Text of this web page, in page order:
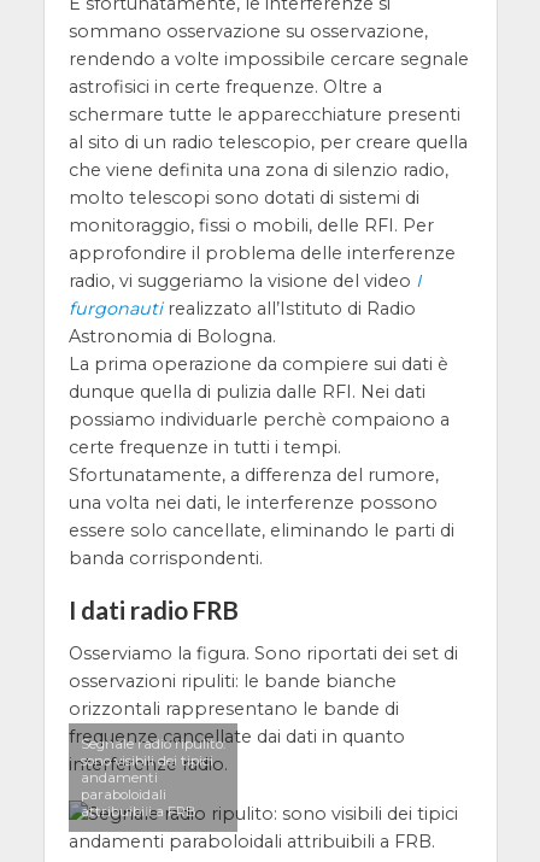
sommano osservazione su osservazione,
rendendo a volte impossibile cercare segnale
astrofisici in certe frequenze. Oltre a
schermare tutte le apparecchiature presenti
al sito di un radio telescopio, per creare quella
che viene definita una zona di silenzio radio,
molto telescopi sono dotati di sistemi di
monitoraggio, fissi o mobili, delle RFI. Per
approfondire il problema delle interferenze
radio, vi suggeriamo la visione del video I
furgonautirealizzato all’Istituto di Radio
Astronomia di Bologna.
La prima operazione da compiere sui dati è
dunque quella di pulizia dalle RFI. Nei dati
possiamo individuarle perchè compaiono a
certe frequenze in tutti i tempi.
Sfortunatamente, a differenza del rumore,
una volta nei dati, le interferenze possono
essere solo cancellate, eliminando le parti di
banda corrispondenti.
I dati radio FRB
Osserviamo la figura. Sono riportati dei set di
osservazioni ripuliti: le bande bianche
orizzontali rappresentano le bande di
frequenze cancellate dai dati in quanto
interferenze radio.
Segnale radio ripulito:
sono visibili dei tipici
andamenti
paraboloidali
attribuibili a FRB.